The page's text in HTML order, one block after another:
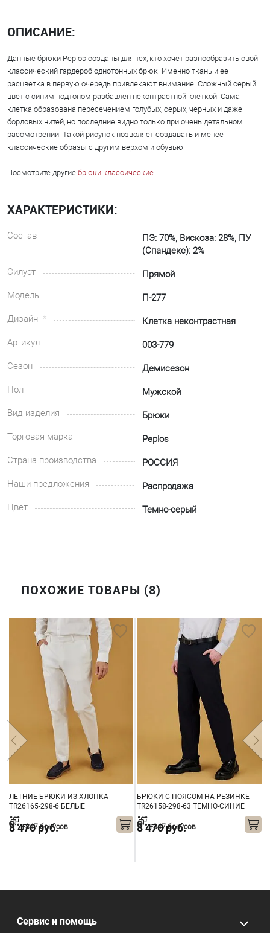
ОПИСАНИЕ:
Данные брюки Peplos созданы для тех, кто хочет разнообразить свой
классический гардероб однотонных брюк. Именно ткань и ее
расцветка в первую очередь привлекают внимание. Сложный серый
цвет с синим подтоном разбавлен неконтрастной клеткой. Сама
клетка образована пересечением голубых, серых, черных и даже
бордовых нитей, но последние видно только при очень детальном
рассмотрении. Такой рисунок позволяет создавать и менее
классические образы с другим верхом и обувью.
Посмотрите другие брюки классические.
ХАРАКТЕРИСТИКИ:
Состав
ПЭ: 70%, Вискоза: 28%, ПУ
(Спандекс): 2%
Силуэт
Прямой
Модель
П-277
Дизайн
Клетка неконтрастная
Артикул
003-779
Сезон
Демисезон
Пол
Мужской
Вид изделия
Брюки
Торговая марка
Peplos
Страна производства
РОССИЯ
Наши предложения
Распродажа
Цвет
Темно-серый
ПОХОЖИЕ ТОВАРЫ (8)
ЛЕТНИЕ БРЮКИ ИЗ ХЛОПКА
TR26165-298-6 БЕЛЫЕ
8 470 руб.
+847 бонусов
БРЮКИ С ПОЯСОМ НА РЕЗИНКЕ
TR26158-298-63 ТЕМНО-СИНИЕ
8 470 руб.
+847 бонусов
Сервис и помощь